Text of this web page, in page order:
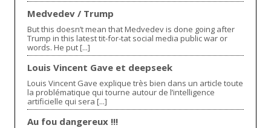
Medvedev / Trump
But this doesn’t mean that Medvedev is done going after
Trump in this latest tit-for-tat social media public war or
words. He put [...]
Louis Vincent Gave et deepseek
Louis Vincent Gave explique très bien dans un article toute
la problématique qui tourne autour de l’intelligence
artificielle qui sera [...]
Au fou dangereux !!!